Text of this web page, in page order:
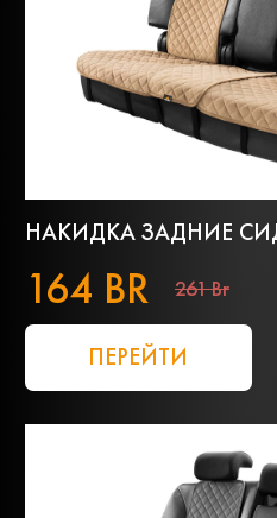
НАКИДКА ЗАДНИЕ
164 BR 261 Br
ПЕРЕЙТИ